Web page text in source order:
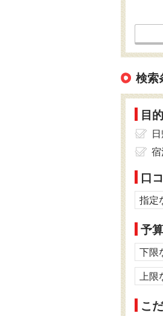
検索
目
宿
口
指定
予算
下限
上限
こ